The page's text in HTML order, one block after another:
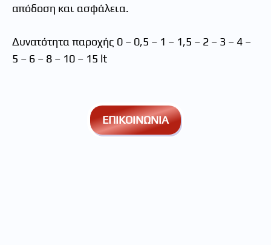
απόδοση και ασφάλεια.
Δυνατότητα παροχής 0 – 0,5 – 1 – 1,5 – 2 – 3 – 4 –
5 – 6 – 8 – 10 – 15 lt
ΕΠΙΚΟΙΝΩΝΙΑ